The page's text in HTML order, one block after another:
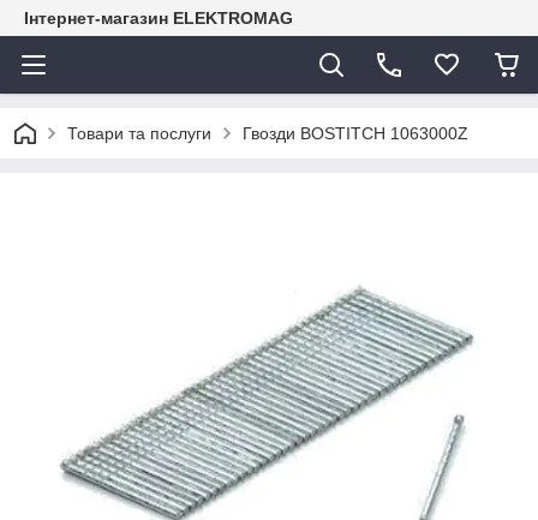
Інтернет-магазин ELEKTROMAG
Товари та послуги Гвозди BOSTITCH 1063000Z